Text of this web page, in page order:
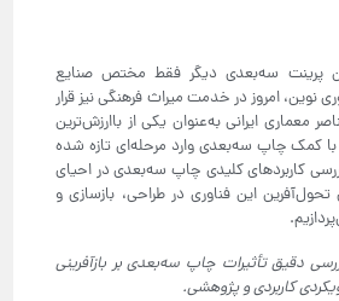
پرینت سه‌بعدی دیگر فقط مختص صنایع
نوین، امروز در خدمت میراث فرهنگی نیز قرار
معماری ایرانی به‌عنوان یکی از باارزش‌ترین
کمک چاپ سه‌بعدی وارد مرحله‌ای تازه شده
کاربردهای کلیدی چاپ سه‌بعدی در احیای
این فناوری در طراحی، بازسازی و
دقیق تأثیرات چاپ سه‌بعدی بر بازآفرینی
کاربردی و پژوهشی.